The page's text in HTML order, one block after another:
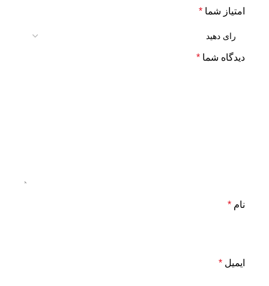
امتیاز شما *
دیدگاه شما *
نام *
ایمیل *